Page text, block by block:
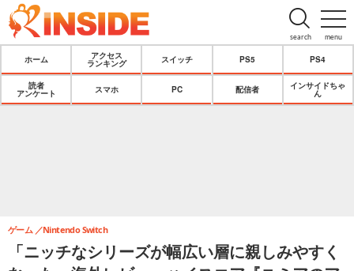
menu
search
ホーム
アクセス
ランキング
スイッチ PS5 PS4
読者
アンケート
スマホ PC 配信者
インサイドちゃ
ん
「ニッチなシリーズが幅広い層に親しみやすく
ゲーム Nintendo Switch